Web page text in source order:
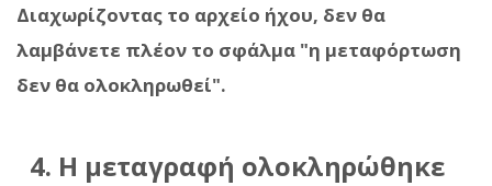
Διαχωρίζοντας το αρχείο ήχου, δεν θα
λαμβάνετε πλέον το σφάλμα "η μεταφόρτωση
δεν θα ολοκληρωθεί".
4. Η μεταγραφή ολοκληρώθηκε